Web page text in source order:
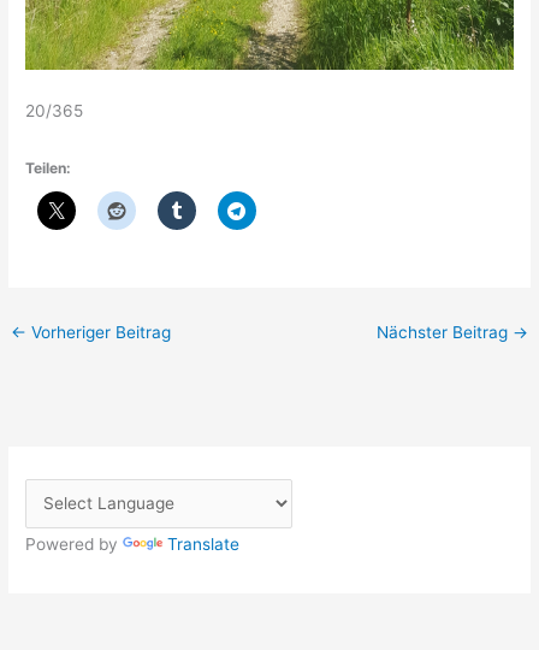
20/365
Teilen:
← Vorheriger Beitrag Nächster Beitrag →
Powered by Translate